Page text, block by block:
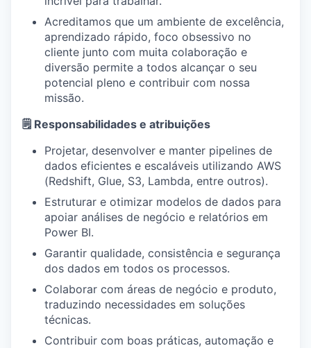
Acreditamos que um ambiente de excelência,
aprendizado rápido, foco obsessivo no
cliente junto com muita colaboração e
diversão permite a todos alcançar o seu
potencial pleno e contribuir com nossa
missão.
🗒️ Responsabilidades e atribuições
Projetar, desenvolver e manter pipelines de
dados eficientes e escaláveis utilizando AWS
(Redshift, Glue, S3, Lambda, entre outros).
Estruturar e otimizar modelos de dados para
apoiar análises de negócio e relatórios em
Power BI.
Garantir qualidade, consistência e segurança
dos dados em todos os processos.
Colaborar com áreas de negócio e produto,
traduzindo necessidades em soluções
técnicas.
Contribuir com boas práticas, automação e